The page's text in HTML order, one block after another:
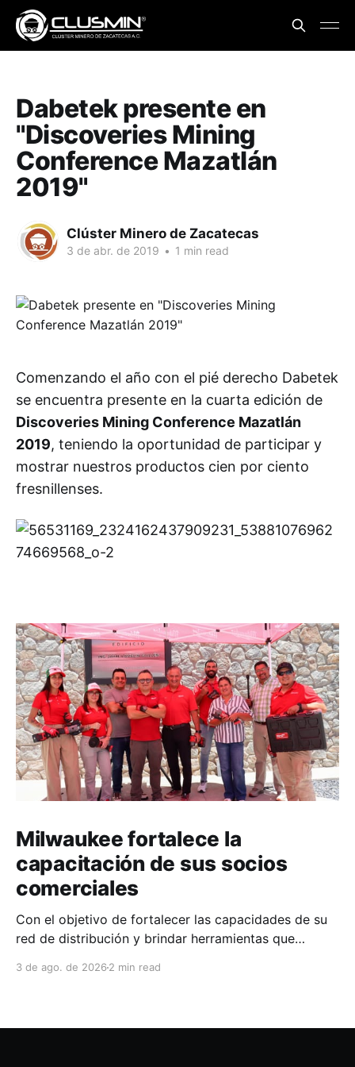
Dabetek presente en
"Discoveries Mining
Conference Mazatlán
2019"
Clúster Minero de Zacatecas
3 de abr. de 2019 • 1 min read
Comenzando el año con el pié derecho Dabetek
se encuentra presente en la cuarta edición de
Discoveries Mining Conference Mazatlán
2019, teniendo la oportunidad de participar y
mostrar nuestros productos cien por ciento
fresnillenses.
Milwaukee fortalece la
capacitación de sus socios
comerciales
Con el objetivo de fortalecer las capacidades de su
red de distribución y brindar herramientas que
técnico, Milwaukee llevó a cabo una capacitación
3 de ago. de 2026 2 min read